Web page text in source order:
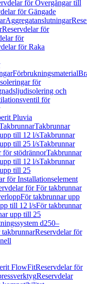
för Övergångar till
för Gängade
Aggregatanslutningar
Reservdelar för
för
för Raka
Förbrukningsmaterial
för
och
för
Pluvia
Takbrunnar
till 12 l/sTakbrunnar
till 25 l/sTakbrunnar
för stödrännorTakbrunnar
till 12 l/sTakbrunnar
till 25
för Installationselement
för För takbrunnar
För takbrunnar upp
till 12 l/sFör takbrunnar
upp till 25
d250–
takbrunnarReservdelar för
FlowFitReservdelar för
Reservdelar